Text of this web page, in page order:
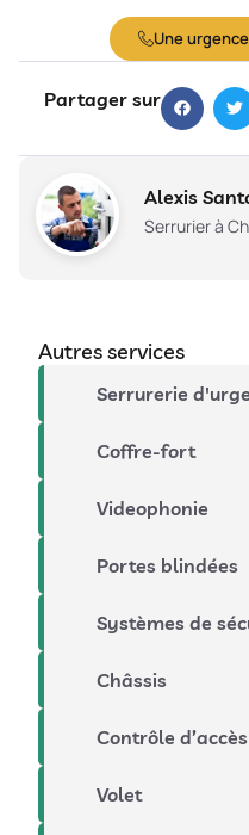
Une
Partager sur
Alexis
Serrurier à
Autres services
Serrurerie
Coffre-fort
Videophonie
Portes blindées
Systèmes de
Châssis
Contrôle d’accès
Volet